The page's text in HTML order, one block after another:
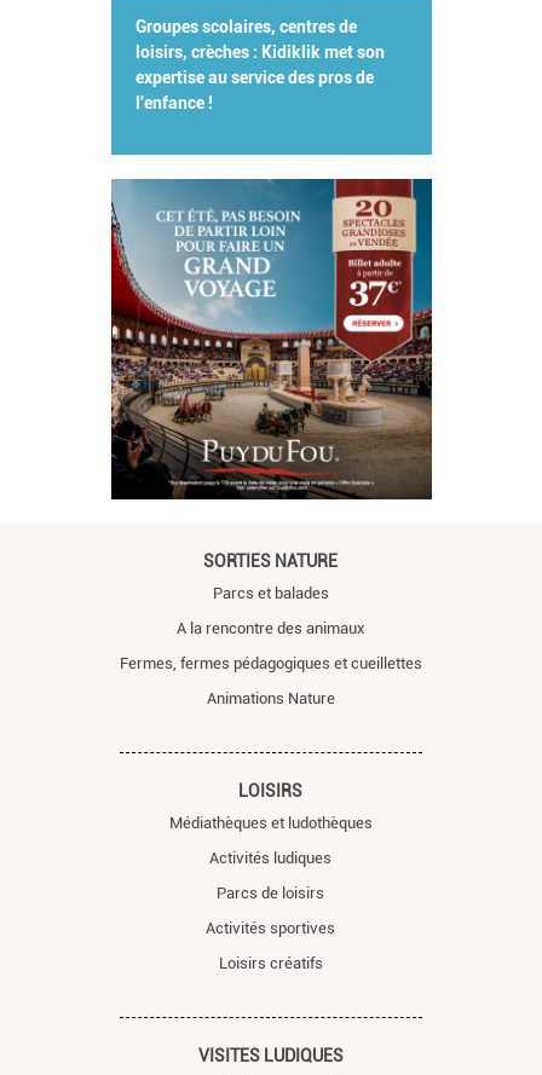
Groupes scolaires, centres de
loisirs, crèches : Kidiklik met son
expertise au service des pros de
l'enfance !
SORTIES NATURE
Parcs et balades
A la rencontre des animaux
Fermes, fermes pédagogiques et cueillettes
Animations Nature
LOISIRS
Médiathèques et ludothèques
Activités ludiques
Parcs de loisirs
Activités sportives
Loisirs créatifs
VISITES LUDIQUES